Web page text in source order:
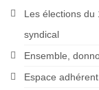
Les élections du
syndical
Ensemble,
Espace adhérent